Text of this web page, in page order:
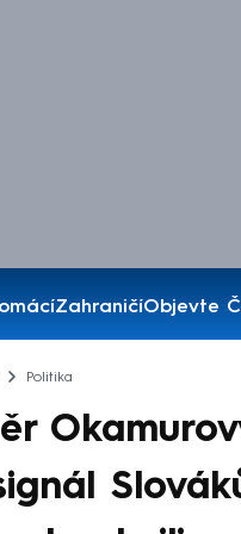
ZahraničíObjevte
Politika